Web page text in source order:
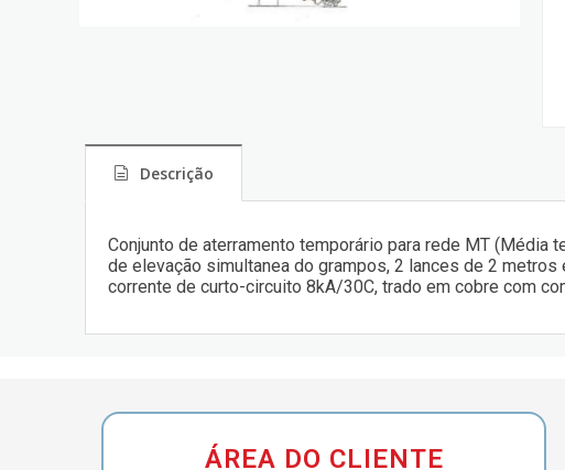
Descrição
Conjunto de aterramento temporário para rede MT (Média
de elevação simultanea do grampos, 2 lances de 2
corrente de curto-circuito 8kA/30C, trado em cobre com
ÁREA DO CLIENTE